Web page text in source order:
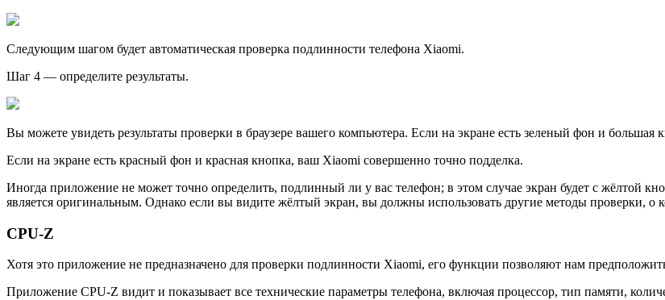
Следующим шагом будет автоматическая проверка подлинности телефона Xiaomi.
Шаг 4 — определите результаты.
Вы можете увидеть результаты проверки в браузере вашего компьютера. Если на экране есть зеленый фон и
Если на экране есть красный фон и красная кнопка, ваш Xiaomi совершенно точно подделка.
Иногда приложение не может точно определить, подлинный ли у вас телефон; в этом случае экран будет с жёлтой
является оригинальным. Однако если вы видите жёлтый экран, вы должны использовать другие методы проверки, о
CPU-Z
Хотя это приложение не предназначено для проверки подлинности Xiaomi, его функции позволяют нам
Приложение CPU-Z видит и показывает все технические параметры телефона, включая процессор, тип памяти,